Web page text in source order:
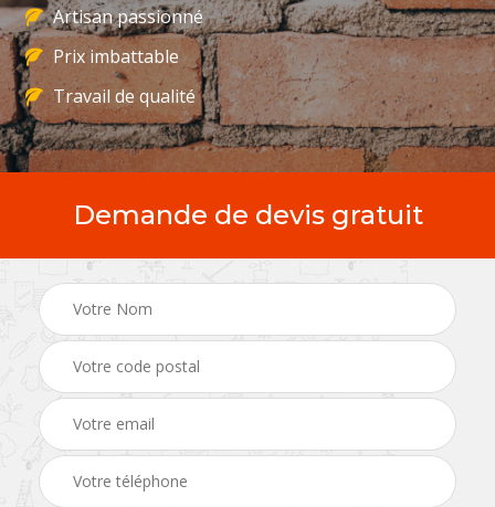
Artisan passionné
Prix imbattable
Travail de qualité
Demande de devis gratuit